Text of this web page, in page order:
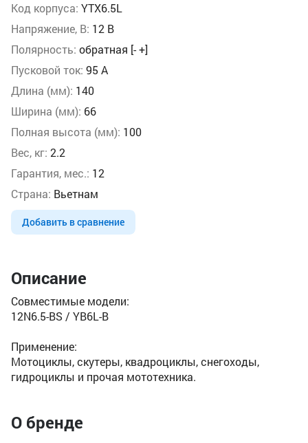
Код корпуса: YTX6.5L
Напряжение, В: 12 В
Полярность: обратная [- +]
Пусковой ток: 95 А
Длина (мм): 140
Ширина (мм): 66
Полная высота (мм): 100
Вес, кг: 2.2
Гарантия, мес.: 12
Страна: Вьетнам
Добавить в сравнение
Описание
Совместимые модели:
12N6.5-BS / YB6L-B
Применение:
Мотоциклы, скутеры, квадроциклы, снегоходы,
гидроциклы и прочая мототехника.
О бренде